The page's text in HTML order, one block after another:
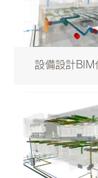
設備設計BIM